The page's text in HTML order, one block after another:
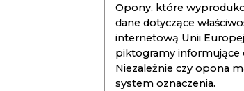
Opony, które
dane dotyczące
internetową Unii
piktogramy informujące
Niezależnie czy opona
system oznaczenia.